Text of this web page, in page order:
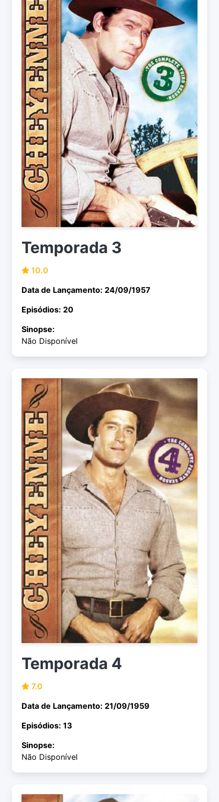
Temporada 3
10.0
Data de Lançamento: 24/09/1957
Episódios: 20
Sinopse:
Não Disponível
Temporada 4
7.0
Data de Lançamento: 21/09/1959
Episódios: 13
Sinopse:
Não Disponível